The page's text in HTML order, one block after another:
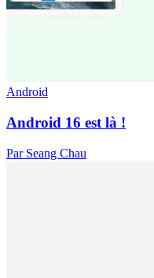
Android
Android 16 est là !
Par Seang Chau